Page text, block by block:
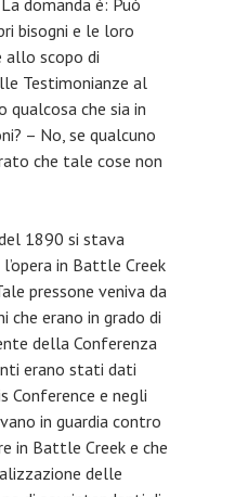
domanda è: Può
bisogni e le loro
allo scopo di
Testimonianze al
qualcosa che sia in
– No, se qualcuno
che tale cose non
1890 si stava
in Battle Creek
pressone veniva da
erano in grado di
della Conferenza
erano stati dati
Conference e negli
in guardia contro
in Battle Creek e che
delle